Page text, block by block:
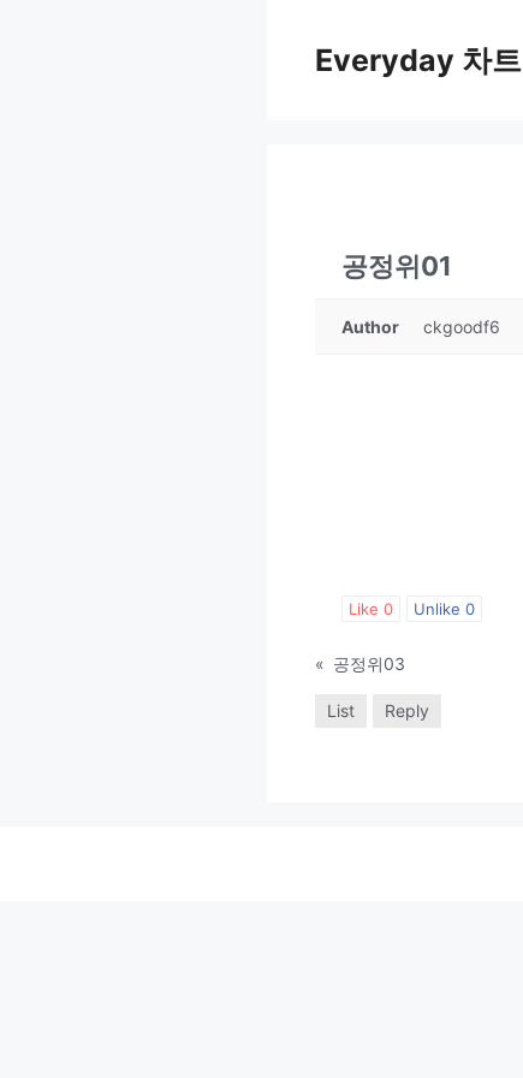
Everyday 차트
공정위01
Author ckgoodf6
Like 0 Unlike 0
« 공정위03
List Reply